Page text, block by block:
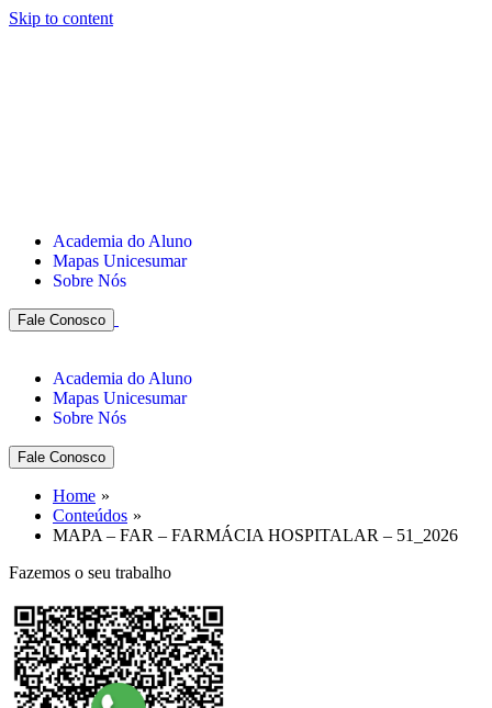
Skip to content
Academia do Aluno
Mapas Unicesumar
Sobre Nós
Fale Conosco
Academia do Aluno
Mapas Unicesumar
Sobre Nós
Fale Conosco
Home
Conteúdos
MAPA – FAR – FARMÁCIA HOSPITALAR – 51_2026
Fazemos o seu trabalho